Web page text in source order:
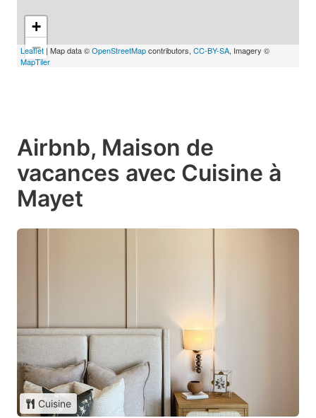
+
−
Leaflet | Map data ©OpenStreetMapcontributors, CC-BY-SA, Imagery ©
MapTiler
Airbnb, Maison de
vacances avec Cuisine à
Mayet
Cuisine